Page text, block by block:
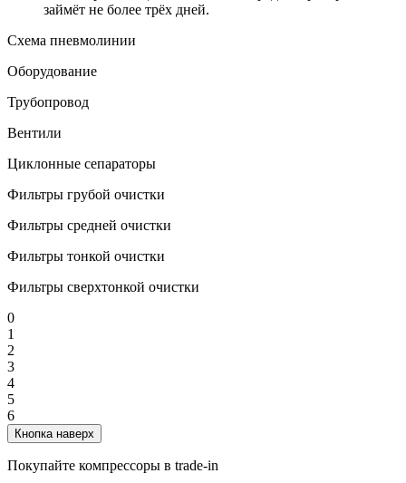
займёт не более трёх дней.
Схема пневмолинии
Оборудование
Трубопровод
Вентили
Циклонные сепараторы
Фильтры грубой очистки
Фильтры средней очистки
Фильтры тонкой очистки
Фильтры сверхтонкой очистки
0
1
2
3
4
5
6
Кнопка наверх
Покупайте компрессоры в trade-in